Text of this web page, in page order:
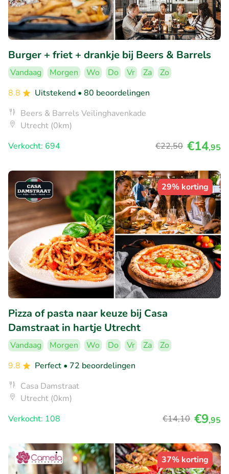
Burger + friet + drankje bij Beers & Barrels
Vandaag Morgen Wo Do Vr Za
Zo
8.8
Uitstekend • 80 beoordelingen
Beers & Barrels Veilinghavenkade
Utrecht (0km)
Verkocht: 694
€22,50 €14,95
29% korting
Pizza of pasta naar keuze bij Casa
Damstraat in hartje Utrecht
Vandaag Morgen Wo Do Vr Za
Zo
9.8
Perfect • 72 beoordelingen
Casa Damstraat
Utrecht (0km)
Verkocht: 108
€14,10 €9,95
37% korting